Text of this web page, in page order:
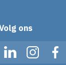
ons
LinkedInInstagram